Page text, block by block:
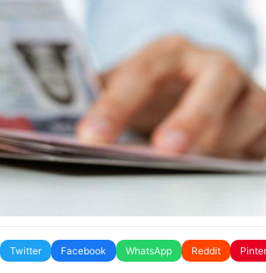
Twitter Facebook WhatsApp Reddit